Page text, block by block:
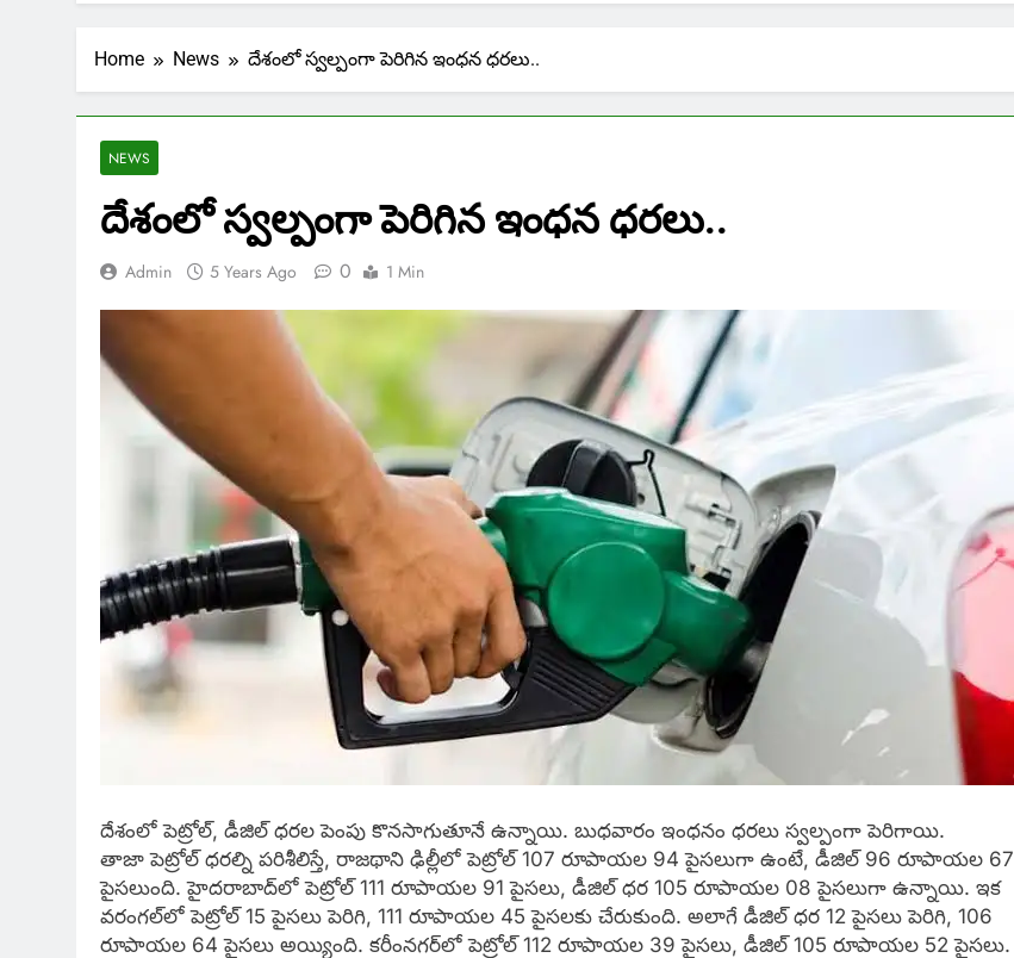
Home News దేశంలో స్వల్పంగా పెరిగిన ఇంధన ధరలు..
NEWS
దేశంలో స్వల్పంగా పెరిగిన ఇంధన ధరలు..
Admin 5 Years Ago 0 1 Min
దేశంలో పెట్రోల్, డీజిల్ ధ‌ర‌ల పెంపు కొనసాగుతూనే ఉన్నాయి. బుధవారం ఇంధ‌నం ధరలు స్వల్పంగా పెరిగాయి.
తాజా పెట్రోల్ ధ‌ర‌ల్ని ప‌రిశీలిస్తే, రాజ‌థాని ఢిల్లీలో పెట్రోల్ 107 రూపాయ‌ల 94 పైస‌లుగా ఉంటే, డీజిల్ 96 రూపాయ‌ల 67
పైస‌లుంది. హైద‌రాబాద్‌లో పెట్రోల్ 111 రూపాయ‌ల 91 పైస‌లు, డీజిల్ ధ‌ర 105 రూపాయ‌ల 08 పైస‌లుగా ఉన్నాయి. ఇక
వరంగ‌ల్‌లో పెట్రోల్ 15 పైస‌లు పెరిగి, 111 రూపాయ‌ల 45 పైస‌ల‌కు చేరుకుంది. అలాగే డీజిల్ ధ‌ర 12 పైస‌లు పెరిగి, 106
రూపాయ‌ల 64 పైస‌లు అయ్యింది. క‌రీంన‌గ‌ర్‌లో పెట్రోల్ 112 రూపాయ‌ల 39 పైస‌లు, డీజిల్ 105 రూపాయ‌ల 52 పైస‌లు.